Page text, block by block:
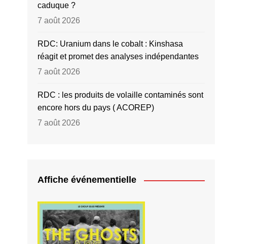
caduque ?
7 août 2026
RDC: Uranium dans le cobalt : Kinshasa
réagit et promet des analyses indépendantes
7 août 2026
RDC : les produits de volaille contaminés sont
encore hors du pays ( ACOREP)
7 août 2026
Affiche événementielle